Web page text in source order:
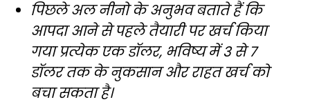
पिछले अल नीनो के अनुभव बताते हैं कि
आपदा आने से पहले तैयारी पर खर्च किया
गया प्रत्येक एक डॉलर, भविष्य में 3 से 7
डॉलर तक के नुकसान और राहत खर्च को
बचा सकता है।